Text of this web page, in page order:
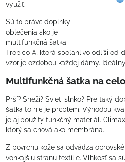
využiť.
Sú to práve doplnky
oblečenia ako je
multifunkčná šatka
Tropico A, ktorá spoľahlivo odlíši od
vzor je ozdobou každej dámy.
Multifunkčná šatka na
Prší? Sneží? Svieti slnko? Pre taký
šatka to nie je problém. Výhodou
je aj použitý funkčný materiál.
ktorý sa chová ako membrána.
Z povrchu kože sa odvádza
vonkajšiu stranu textílie. Vlhkosť sa